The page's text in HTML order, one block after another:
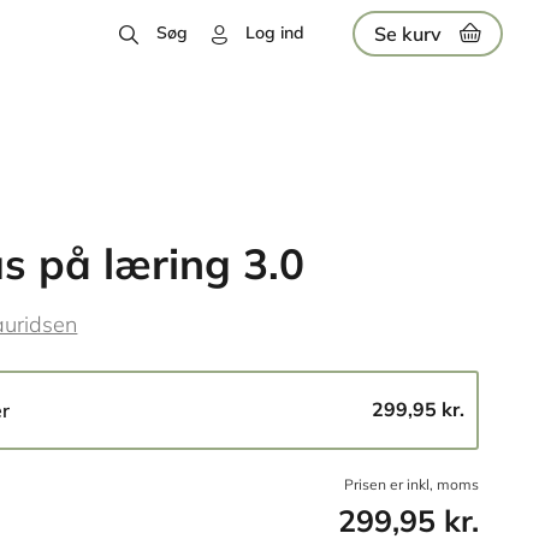
Søg Log ind Se kurv
på læring 3.0
299,95 kr.
Prisen er inkl, moms
299,95 kr.